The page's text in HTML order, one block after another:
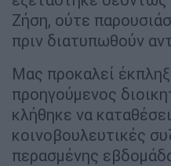
Ζήση, ούτε
πριν διατυπωθούν
Μας προκαλεί
προηγούμενος
κλήθηκε να
κοινοβουλευτικές
περασμένης